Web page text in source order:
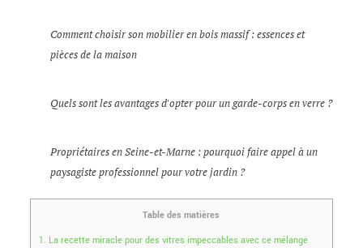
Comment choisir son mobilier en bois massif : essences et
pièces de la maison
Quels sont les avantages d'opter pour un garde-corps en verre ?
Propriétaires en Seine-et-Marne : pourquoi faire appel à un
paysagiste professionnel pour votre jardin ?
Table des matières
1. La recette miracle pour des vitres impeccables avec ce mélange